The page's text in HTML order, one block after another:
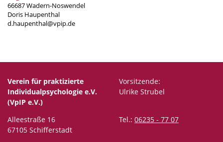
66687 Wadern-Noswendel
Doris Haupenthal
d.haupenthal@vpip.de
Verein für praktizierte
Individualpsychologie e.V.
(VpIP e.V.)
Vorsitzende:
Ulrike Strubel
Alleestraße 16
67105 Schifferstadt
Tel.: 06235 - 77 07